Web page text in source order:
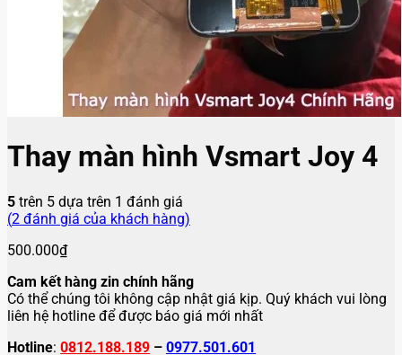
Thay màn hình Vsmart Joy 4
5 trên 5 dựa trên 1 đánh giá
(2 đánh giá của khách hàng)
500.000₫
Cam kết hàng zin chính hãng
Có thể chúng tôi không cập nhật giá kịp. Quý khách vui lòng
liên hệ hotline để được báo giá mới nhất
Hotline: 0812.188.189 – 0977.501.601